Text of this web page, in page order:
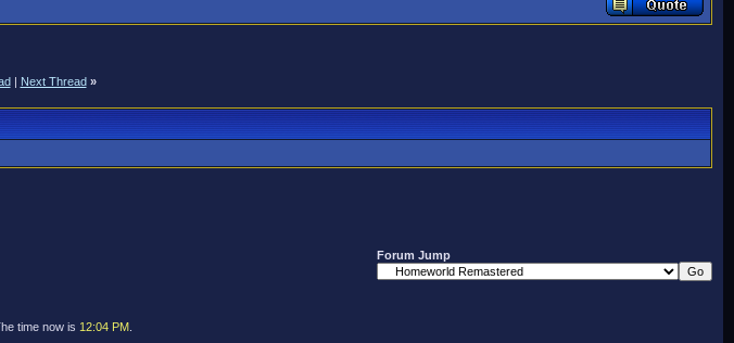
| Next Thread »
Forum Jump
time now is 12:04 PM